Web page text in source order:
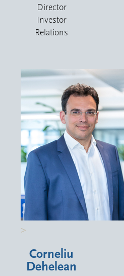
Director
Investor
Relations
>
Corneliu
Dehelean